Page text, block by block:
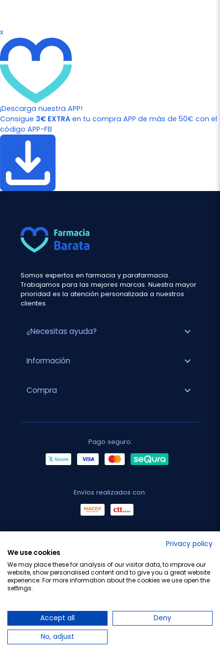
x
¡Descarga nuestra APP!
Consigue 3€ EXTRA en tu compra APP de más de 50€ con el
código APP-FB
Somos expertos en farmacia y parafarmacia.
Trabajamos para las mejores marcas. Nuestra mayor
prioridad es la atención personalizada a nuestros
clientes.
¿Necesitas ayuda? expand_more
Información expand_more
Compra expand_more
Pago seguro:
Envíos realizados con:
Privacy policy
We use cookies
We may place these for analysis of our visitor data, to improve our
website, show personalised content and to give you a great website
experience. For more information about the cookies we use open the
settings.
Accept all
Deny
No, adjust